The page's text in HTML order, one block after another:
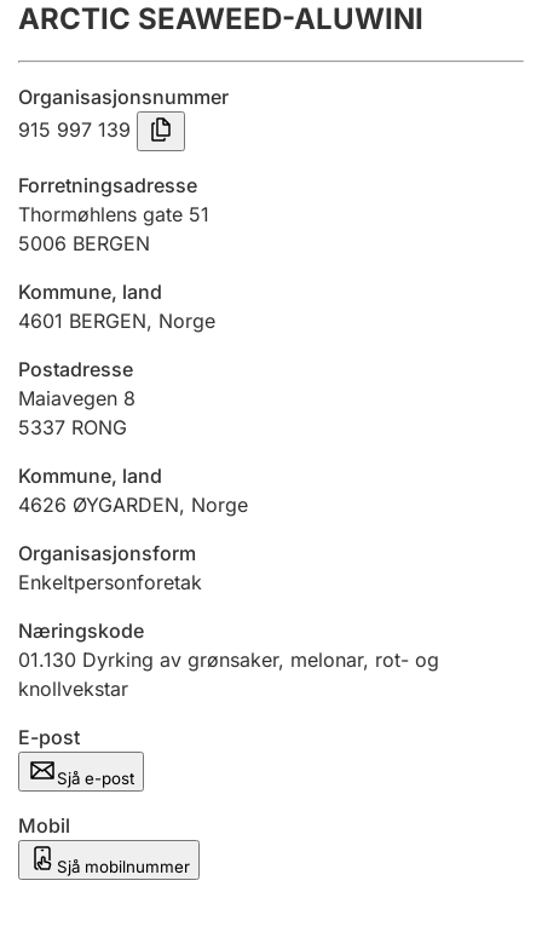
Årsrekneskap
Innsending og forseinkingsgebyr
Tinglysing
Jeger
Ektepaktrettleiaren
ARCTIC SEAWEED-ALUWINI
Organisasjonsnummer
915 997 139
Forretningsadresse
Thormøhlens gate 51
5006 BERGEN
Kommune, land
4601 BERGEN, Norge
Postadresse
Maiavegen 8
5337 RONG
Kommune, land
4626 ØYGARDEN, Norge
Organisasjonsform
Enkeltpersonforetak
Næringskode
01.130 Dyrking av grønsaker, melonar, rot- og
knollvekstar
E-post
Sjå e-post
Mobil
Sjå mobilnummer